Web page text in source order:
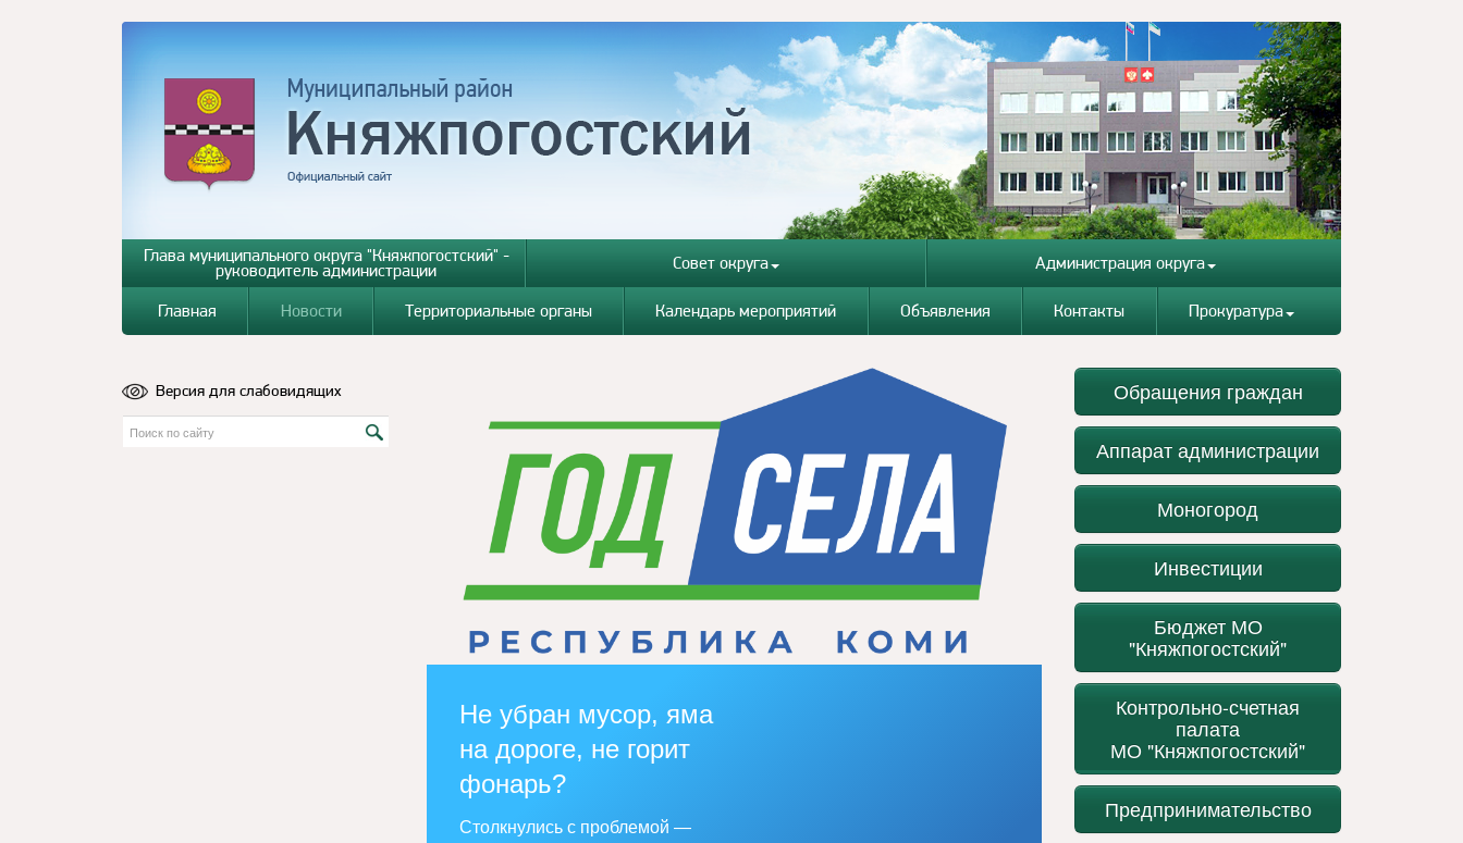
Глава муниципального округа "Княжпогостский" -
руководитель администрации Совет округа Администрация округа
Главная Новости Территориальные органы Календарь мероприятий Объявления Контакты Прокуратура
Версия для слабовидящих
Не убран мусор, яма
на дороге, не горит
фонарь?
Столкнулись с проблемой —
Обращения граждан
Аппарат администрации
Моногород
Инвестиции
Бюджет МО
"Княжпогостский"
Контрольно-счетная
палата
МО "Княжпогостский"
Предпринимательство